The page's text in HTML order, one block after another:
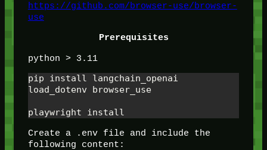
https://github.com/browser-use/browser-
use
Prerequisites
python > 3.11
pip install langchain_openai
load_dotenv browser_use
playwright install
Create a .env file and include the
following content: